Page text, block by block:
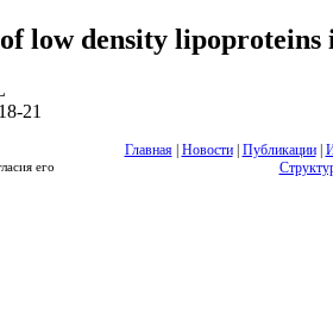
low density lipoproteins
21
его
Главная| Новости| Публикации|